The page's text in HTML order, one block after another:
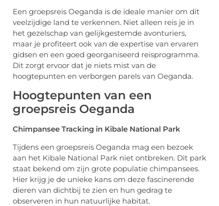
Een groepsreis Oeganda is de ideale manier om dit
veelzijdige land te verkennen. Niet alleen reis je in
het gezelschap van gelijkgestemde avonturiers,
maar je profiteert ook van de expertise van ervaren
gidsen en een goed georganiseerd reisprogramma.
Dit zorgt ervoor dat je niets mist van de
hoogtepunten en verborgen parels van Oeganda.
Hoogtepunten van een
groepsreis Oeganda
Chimpansee Tracking in Kibale National Park
Tijdens een groepsreis Oeganda mag een bezoek
aan het Kibale National Park niet ontbreken. Dit park
staat bekend om zijn grote populatie chimpansees.
Hier krijg je de unieke kans om deze fascinerende
dieren van dichtbij te zien en hun gedrag te
observeren in hun natuurlijke habitat.